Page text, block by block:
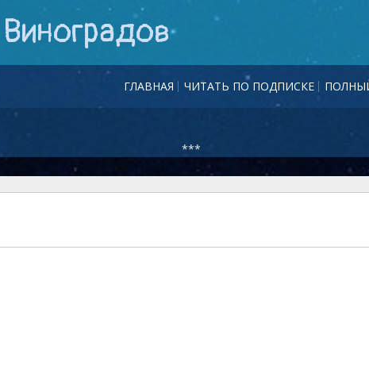
ГЛАВНАЯ ЧИТАТЬ ПО ПОДПИСКЕ
***